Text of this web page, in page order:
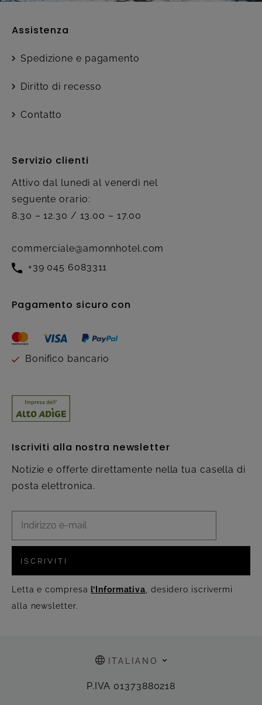
Assistenza
Spedizione e pagamento
Diritto di recesso
Contatto
Servizio clienti
Attivo dal lunedì al venerdì nel
seguente orario:
8.30 – 12.30 / 13.00 – 17.00
commerciale@amonnhotel.com
+39 045 6083311
Pagamento sicuro con
Bonifico bancario
Iscriviti alla nostra newsletter
Notizie e offerte direttamente nella tua casella di
posta elettronica.
ISCRIVITI
Letta e compresa l’Informativa , desidero iscrivermi
alla newsletter.
ITALIANO
P.IVA 01373880218